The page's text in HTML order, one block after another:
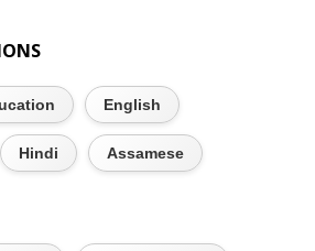
English
Hindi Assamese